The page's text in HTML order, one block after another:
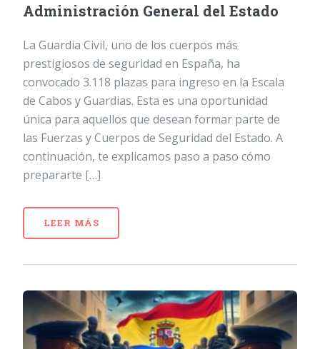
Administración General del Estado
La Guardia Civil, uno de los cuerpos más
prestigiosos de seguridad en España, ha
convocado 3.118 plazas para ingreso en la Escala
de Cabos y Guardias. Esta es una oportunidad
única para aquellos que desean formar parte de
las Fuerzas y Cuerpos de Seguridad del Estado. A
continuación, te explicamos paso a paso cómo
prepararte […]
LEER MÁS